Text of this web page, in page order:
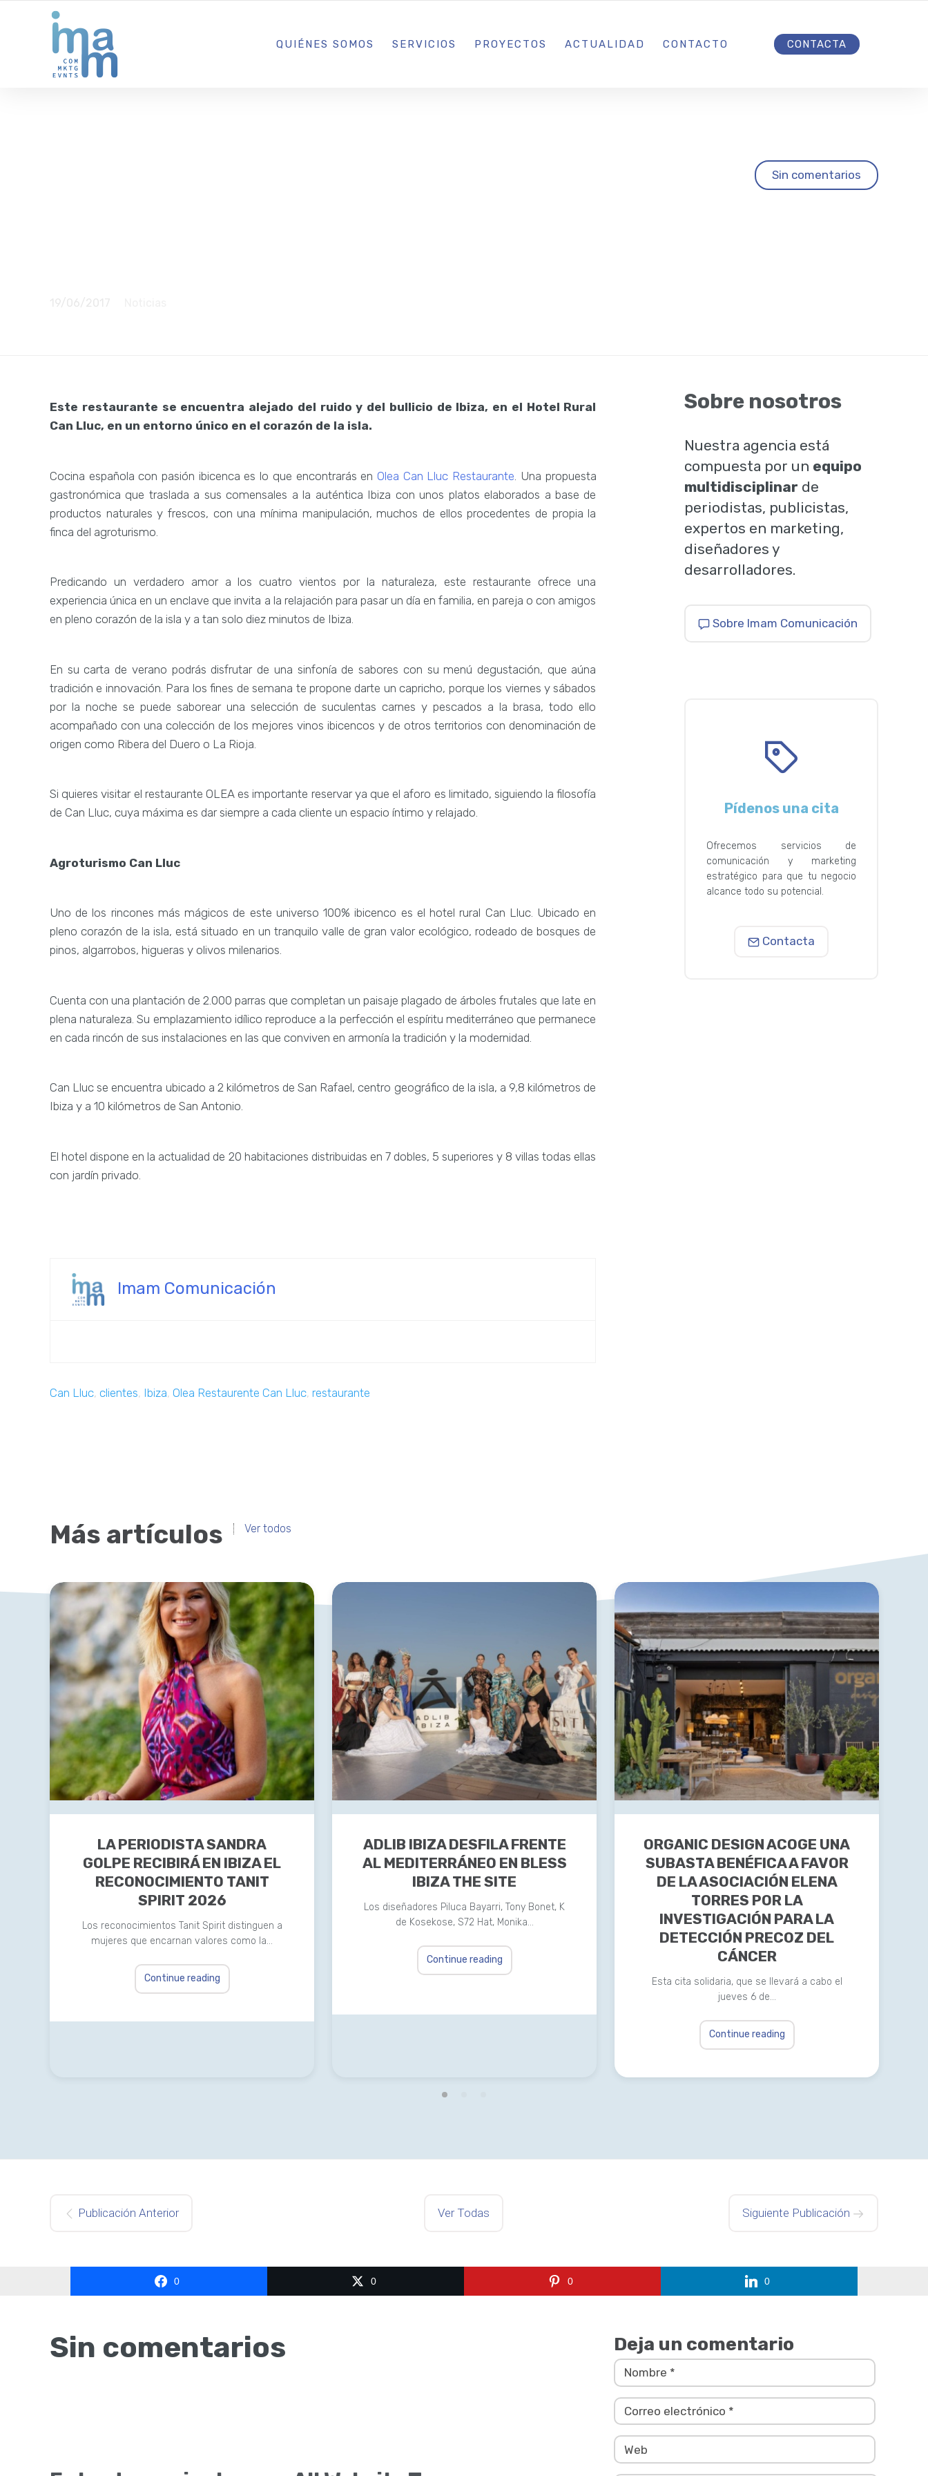
AGENCIA CREATIVA DE COMUNICACIÓN Y ESTRATEGIA DIGITAL IBIZA · MADRID · BARCELONA
QUIÉNES SOMOS SERVICIOS PROYECTOS ACTUALIDAD CONTACTO CONTACTA
Sin comentarios
Este restaurante se encuentra alejado del ruido y del bullicio de Ibiza, en el Hotel Rural
Can Lluc, en un entorno único en el corazón de la isla.
Cocina española con pasión ibicenca es lo que encontrarás en Olea Can Lluc Restaurante . Una propuesta
gastronómica que traslada a sus comensales a la auténtica Ibiza con unos platos elaborados a base de
productos naturales y frescos, con una mínima manipulación, muchos de ellos procedentes de propia la
finca del agroturismo.
Predicando un verdadero amor a los cuatro vientos por la naturaleza, este restaurante ofrece una
experiencia única en un enclave que invita a la relajación para pasar un día en familia, en pareja o con amigos
en pleno corazón de la isla y a tan solo diez minutos de Ibiza.
En su carta de verano podrás disfrutar de una sinfonía de sabores con su menú degustación, que aúna
tradición e innovación. Para los fines de semana te propone darte un capricho, porque los viernes y sábados
por la noche se puede saborear una selección de suculentas carnes y pescados a la brasa, todo ello
acompañado con una colección de los mejores vinos ibicencos y de otros territorios con denominación de
origen como Ribera del Duero o La Rioja.
Si quieres visitar el restaurante OLEA es importante reservar ya que el aforo es limitado, siguiendo la filosofía
de Can Lluc, cuya máxima es dar siempre a cada cliente un espacio íntimo y relajado.
Agroturismo Can Lluc
Uno de los rincones más mágicos de este universo 100% ibicenco es el hotel rural Can Lluc. Ubicado en
pleno corazón de la isla, está situado en un tranquilo valle de gran valor ecológico, rodeado de bosques de
pinos, algarrobos, higueras y olivos milenarios.
Cuenta con una plantación de 2.000 parras que completan un paisaje plagado de árboles frutales que late en
plena naturaleza. Su emplazamiento idílico reproduce a la perfección el espíritu mediterráneo que permanece
en cada rincón de sus instalaciones en las que conviven en armonía la tradición y la modernidad.
Can Lluc se encuentra ubicado a 2 kilómetros de San Rafael, centro geográfico de la isla, a 9,8 kilómetros de
Ibiza y a 10 kilómetros de San Antonio.
El hotel dispone en la actualidad de 20 habitaciones distribuidas en 7 dobles, 5 superiores y 8 villas todas ellas
con jardín privado.
Imam Comunicación
Can Lluc, clientes, Ibiza, Olea Restaurente Can Lluc, restaurante
Sobre nosotros
Nuestra agencia está
compuesta por un equipo
multidisciplinar de
periodistas, publicistas,
expertos en marketing,
diseñadores y
desarrolladores.
Sobre Imam Comunicación
Pídenos una cita
Ofrecemos servicios de
comunicación y marketing
estratégico para que tu negocio
alcance todo su potencial.
Contacta
Más artículos Ver todos
LA PERIODISTA SANDRA
GOLPE RECIBIRÁ EN IBIZA EL
RECONOCIMIENTO TANIT
SPIRIT 2026
Los reconocimientos Tanit Spirit distinguen a
mujeres que encarnan valores como la…
Continue reading
ADLIB IBIZA DESFILA FRENTE
AL MEDITERRÁNEO EN BLESS
IBIZA THE SITE
Los diseñadores Piluca Bayarri, Tony Bonet, K
de Kosekose, S72 Hat, Monika…
Continue reading
ORGANIC DESIGN ACOGE UNA
SUBASTA BENÉFICA A FAVOR
DE LA ASOCIACIÓN ELENA
TORRES POR LA
INVESTIGACIÓN PARA LA
DETECCIÓN PRECOZ DEL
CÁNCER
Esta cita solidaria, que se llevará a cabo el
jueves 6 de…
Continue reading
Publicación Anterior Ver Todas Siguiente Publicación
0 0 0 0
Sin comentarios Deja un comentario